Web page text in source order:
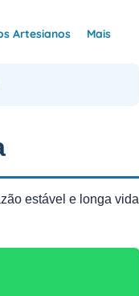
Artesianos Mais
estável e longa vida